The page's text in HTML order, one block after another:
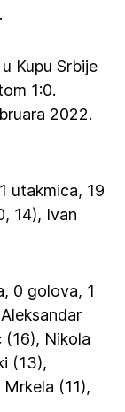
Kupu Srbije
1:0.
2022.
utakmica, 19
14), Ivan
0 golova, 1
Nikola
(13),
(11),